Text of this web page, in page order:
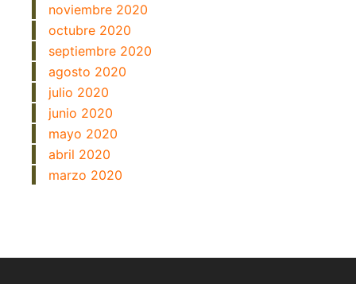
noviembre 2020
octubre 2020
septiembre 2020
agosto 2020
julio 2020
junio 2020
mayo 2020
abril 2020
marzo 2020